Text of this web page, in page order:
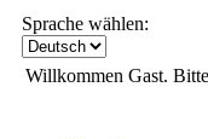
Sprache wählen:
Willkommen Gast. Bitte